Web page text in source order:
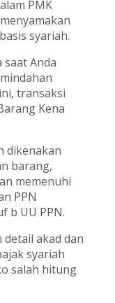
PMK
syariah.
Anda
transaksi
Kena
dikenakan
barang,
memenuhi
PPN
b UU PPN.
detail akad dan
syariah
salah hitung